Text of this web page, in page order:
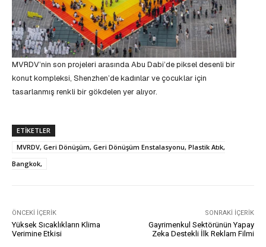
MVRDV’nin son projeleri arasında Abu Dabi’de piksel desenli bir
konut kompleksi, Shenzhen’de kadınlar ve çocuklar için
tasarlanmış renkli bir gökdelen yer alıyor.
ETIKETLER
MVRDV, Geri Dönüşüm, Geri Dönüşüm Enstalasyonu, Plastik Atık,
Bangkok,
ÖNCEKI İÇERIK
Yüksek Sıcaklıkların Klima
Verimine Etkisi
SONRAKI İÇERIK
Gayrimenkul Sektörünün Yapay
Zeka Destekli İlk Reklam Filmi